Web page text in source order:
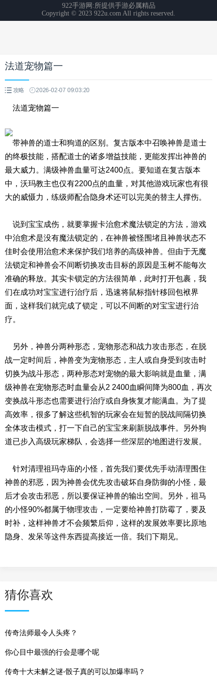
法道宠物篇一
攻略 2026-02-07 09:03:20
法道宠物篇一
带神兽的道士和狗道的区别。复古版本中召唤神兽是道士
的终极技能，搭配道士的诸多增益技能，更能发挥出神兽的
最大威力。满级神兽血量可达2400点。要知道在复古版本
中，沃玛教主也仅有2200点的血量，对其他游戏玩家也有很
大的威慑力，练级师配合隐身术还可以完美的替主人撑伤。
说到宝宝成伤，就要掌握卡治愈术魔法锁定的方法，游戏
中治愈术是没有魔法锁定的，在神兽被怪围堵且神兽状态不
佳时会使用治愈术来保护我们培养的高级神兽。但由于无魔
法锁定和神兽会不间断切换攻击目标的原因是玉树不能每次
准确的释放。其实卡锁定的方法很简单，此时打开包裹，我
们在成功对宝宝进行治疗后，迅速将鼠标指针移回包袱界
面，这样我们就完成了锁定，可以不间断的对宝宝进行治
疗。
另外，神兽分两种形态，宠物形态和战力攻击形态，在脱
战一定时间后，神兽变为宠物形态，主人或自身受到攻击时
切换为战斗形态，两种形态对宠物的最大影响就是血量，满
级神兽在宠物形态时血量会从2 2400血瞬间降为800血，再次
变换战斗形态也需要进行治疗或自身恢复才能满血。为了提
高效率，很多了解这些机智的玩家会在短暂的脱战间隔切换
全体攻击模式，打一下自己的宝宝来刷新脱战事件。另外狗
道已步入高级玩家梯队，会选择一些深层的地图进行发展。
针对清理祖玛寺庙的小怪，首先我们要优先手动清理围住
神兽的邪恶，因为神兽会优先攻击破坏自身防御的小怪，最
后才会攻击邪恶，所以要保证神兽的输出空间。另外，祖马
的小怪90%都属于物理攻击，一定要给神兽打防霉了，要及
时补，这样神兽才不会频繁后仰，这样的发展效率要比原地
隐身、发呆等这件东西提高接近一倍。我们下期见。
猜你喜欢
传奇法师最令人头疼？
你心目中最强的行会是哪个呢
传奇十大未解之谜-骰子真的可以加爆率吗？